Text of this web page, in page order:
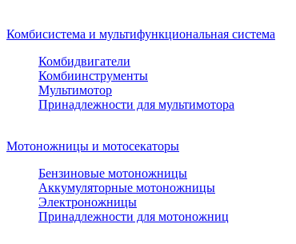
Комбисистема и мультифункциональная система
Комбидвигатели
Комбиинструменты
Мультимотор
Принадлежности для мультимотора
Мотоножницы и мотосекаторы
Бензиновые мотоножницы
Аккумуляторные мотоножницы
Электроножницы
Принадлежности для мотоножниц